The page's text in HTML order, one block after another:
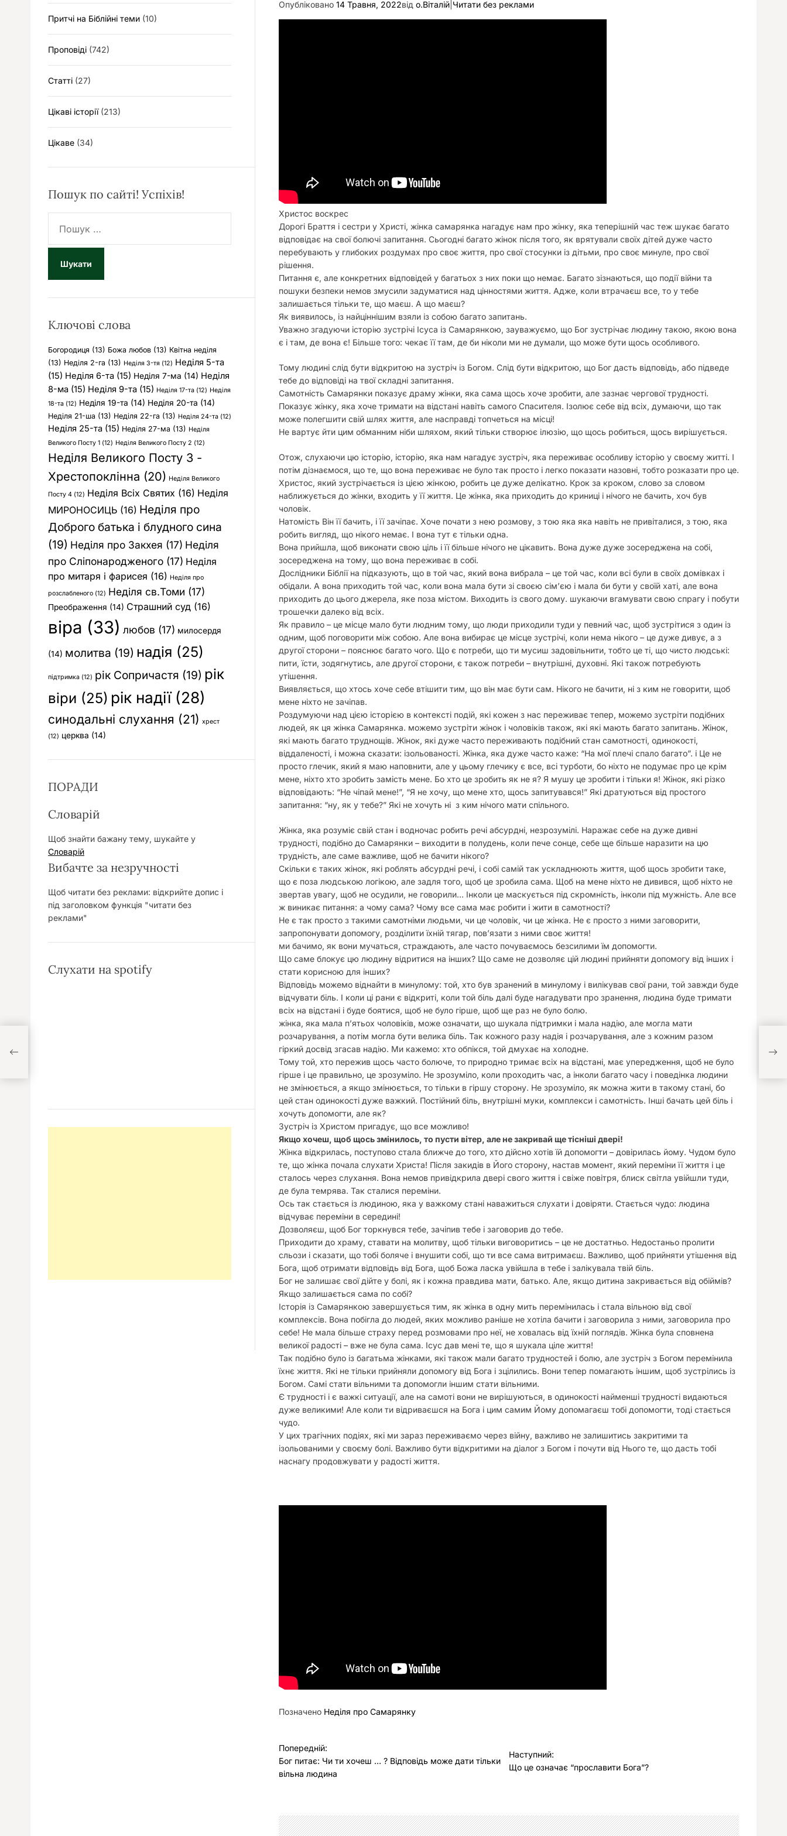
Опубліковано 14 Травня, 2022від о.Віталій Читати без реклами
Христос воскрес
Дорогі Браття і сестри у Христі, жінка самарянка нагадує нам про жінку, яка теперішній час теж шукає багато
відповідає на свої болючі запитання. Сьогодні багато жінок після того, як врятували своїх дітей дуже часто
перебувають у глибоких роздумах про своє життя, про свої стосунки із дітьми, про своє минуле, про свої
рішення.
Питання є, але конкретних відповідей у багатьох з них поки що немає. Багато зізнаються, що події війни та
пошуки безпеки немов змусили задуматися над цінностями життя. Адже, коли втрачаєш все, то у тебе
залишається тільки те, що маєш. А що маєш?
Як виявилось, із найціннішим взяли із собою багато запитань.
Уважно згадуючи історію зустрічі Ісуса із Самарянкою, зауважуємо, що Бог зустрічає людину такою, якою вона
є і там, де вона є! Більше того: чекає її там, де би ніколи ми не думали, що може бути щось особливого.
Тому людині слід бути відкритою на зустріч із Богом. Слід бути відкритою, що Бог дасть відповідь, або підведе
тебе до відповіді на твої складні запитання.
Самотність Самарянки показує драму жінки, яка сама щось хоче зробити, але зазнає чергової трудності.
Показує жінку, яка хоче тримати на відстані навіть самого Спасителя. Ізолює себе від всіх, думаючи, що так
може полегшити свій шлях життя, але насправді топчеться на місці!
Не вартує йти цим обманним ніби шляхом, який тільки створює ілюзію, що щось робиться, щось вирішується.
Отож, слухаючи цю історію, історію, яка нам нагадує зустріч, яка переживає особливу історію у своєму житті. І
потім дізнаємося, що те, що вона переживає не було так просто і легко показати назовні, тобто розказати про це.
Христос, який зустрічається із цією жінкою, робить це дуже делікатно. Крок за кроком, слово за словом
наближується до жінки, входить у її життя. Це жінка, яка приходить до криниці і нічого не бачить, хоч був
чоловік.
Натомість Він її бачить, і її зачіпає. Хоче почати з нею розмову, з тою яка яка навіть не привіталися, з тою, яка
робить вигляд, що нікого немає. І вона тут є тільки одна.
Вона прийшла, щоб виконати свою ціль і її більше нічого не цікавить. Вона дуже дуже зосереджена на собі,
зосереджена на тому, що вона переживає в собі.
Дослідники Біблії на підказують, що в той час, який вона вибрала – це той час, коли всі були в своїх домівках і
обідали. А вона приходить той час, коли вона мала бути зі своєю сім’єю і мала би бути у своїй хаті, але вона
приходить до цього джерела, яке поза містом. Виходить із свого дому. шукаючи вгамувати свою спрагу і побути
трошечки далеко від всіх.
Як правило – це місце мало бути людним тому, що люди приходили туди у певний час, щоб зустрітися з один із
одним, щоб поговорити між собою. Але вона вибирає це місце зустрічі, коли нема нікого – це дуже дивує, а з
другої сторони – пояснює багато чого. Що є потреби, що ти мусиш задовільнити, тобто це ті, що чисто людські:
пити, їсти, зодягнутись, але другої сторони, є також потреби – внутрішні, духовні. Які також потребують
утішення.
Виявляється, що хтось хоче себе втішити тим, що він має бути сам. Нікого не бачити, ні з ким не говорити, щоб
мене ніхто не зачіпав.
Роздумуючи над цією історією в контексті подій, які кожен з нас переживає тепер, можемо зустріти подібних
людей, як ця жінка Самарянка. можемо зустріти жінок і чоловіків також, які які мають багато запитань. Жінок,
які мають багато труднощів. Жінок, які дуже часто переживають подібний стан самотності, одинокості,
віддаленості, і можна сказати: ізольованості. Жінка, яка дуже часто каже: “На мої плечі спало багато”. і Це не
просто глечик, який я маю наповнити, але у цьому глечику є все, всі турботи, бо ніхто не подумає про це крім
мене, ніхто хто зробить замість мене. Бо хто це зробить як не я? Я мушу це зробити і тільки я! Жінок, які різко
відповідають: “Не чіпай мене!”, “Я не хочу, що мене хто, щось запитувався!” Які дратуються від простого
запитання: “ну, як у тебе?” Які не хочуть ні з ким нічого мати спільного.
Жінка, яка розуміє свій стан і водночас робить речі абсурдні, незрозумілі. Наражає себе на дуже дивні
трудності, подібно до Самарянки – виходити в полудень, коли пече сонце, себе ще більше наразити на цю
трудність, але саме важливе, щоб не бачити нікого?
Скільки є таких жінок, які роблять абсурдні речі, і собі самій так ускладнюють життя, щоб щось зробити таке,
що є поза людською логікою, але задля того, щоб це зробила сама. Щоб на мене ніхто не дивився, щоб ніхто не
звертав увагу, щоб не осудили, не говорили… Інколи це маскується під скромність, інколи під мужність. Але все
ж виникає питання: а чому сама? Чому все сама має робити і жити в самотності?
Не є так просто з такими самотніми людьми, чи це чоловік, чи це жінка. Не є просто з ними заговорити,
запропонувати допомогу, розділити їхній тягар, повʼязати з ними своє життя!
ми бачимо, як вони мучаться, страждають, але часто почуваємось безсилими їм допомогти.
Що саме блокує цю людину відритися на інших? Що саме не дозволяє цій людині прийняти допомогу від інших і
стати корисною для інших?
Відповідь можемо віднайти в минулому: той, хто був зранений в минулому і вилікував свої рани, той завжди буде
відчувати біль. І коли ці рани є відкриті, коли той біль далі буде нагадувати про зранення, людина буде тримати
всіх на відстані і буде боятися, щоб не було гірше, щоб ще раз не було болю.
жінка, яка мала пʼятьох чоловіків, може означати, що шукала підтримки і мала надію, але могла мати
розчарування, а потім могла бути велика біль. Так кожного разу надія і розчарування, але з кожним разом
гіркий досвід згасав надію. Ми кажемо: хто обпікся, той дмухає на холодне.
Тому той, хто пережив щось часто болюче, то природно тримає всіх на відстані, має упередження, щоб не було
гірше і це правильно, це зрозуміло. Не зрозуміло, коли проходить час, а інколи багато часу і поведінка людини
не змінюється, а якщо змінюється, то тільки в гіршу сторону. Не зрозуміло, як можна жити в такому стані, бо
цей стан одинокості дуже важкий. Постійний біль, внутрішні муки, комплекси і самотність. Інші бачать цей біль і
хочуть допомогти, але як?
Зустріч із Христом пригадує, що все можливо!
Якщо хочеш, щоб щось змінилось, то пусти вітер, але не закривай ще тісніші двері!
Жінка відкрилась, поступово стала ближче до того, хто дійсно хотів їй допомогти – довірилась йому. Чудом було
те, що жінка почала слухати Христа! Після закидів в Його сторону, настав момент, який переміни її життя і це
сталось через слухання. Вона немов привідкрила двері свого життя і свіже повітря, блиск світла увійшли туди,
де була темрява. Так сталися переміни.
Ось так стається із людиною, яка у важкому стані наважиться слухати і довіряти. Стається чудо: людина
відчуває переміни в середині!
Дозволяєш, щоб Бог торкнувся тебе, зачіпив тебе і заговорив до тебе.
Приходити до храму, ставати на молитву, щоб тільки виговоритись – це не достатньо. Недостаньо пролити
сльози і сказати, що тобі боляче і внушити собі, що ти все сама витримаєш. Важливо, щоб прийняти утішення від
Бога, щоб отримати відповідь від Бога, щоб Божа ласка увійшла в тебе і залікувала твій біль.
Бог не залишає свої дійте у болі, як і кожна правдива мати, батько. Але, якщо дитина закривається від обіймів?
Якщо залишається сама по собі?
Історія із Самарянкою завершується тим, як жінка в одну мить перемінилась і стала вільною від свої
комплексів. Вона побігла до людей, яких можливо раніше не хотіла бачити і заговорила з ними, заговорила про
себе! Не мала більше страху перед розмовами про неї, не ховалась від їхній поглядів. Жінка була сповнена
великої радості – вже не була сама. Ісус дав мені те, що я шукала ціле життя!
Так подібно було із багатьма жінками, які також мали багато трудностей і болю, але зустріч з Богом перемінила
їхнє життя. Які не тільки прийняли допомогу від Бога і зцілились. Вони тепер помагають іншим, щоб зустрілись із
Богом. Самі стати вільними та допомогли іншим стати вільними.
Є трудності і є важкі ситуації, але на самоті вони не вирішуються, в одинокості найменші трудності видаються
дуже великими! Але коли ти відриваєшся на Бога і цим самим Йому допомагаєш тобі допомогти, тоді стається
чудо.
У цих трагічних подіях, які ми зараз переживаємо через війну, важливо не залишитись закритими та
ізольованими у своєму болі. Важливо бути відкритими на діалог з Богом і почути від Нього те, що дасть тобі
наснагу продовжувати у радості життя.
Позначено Неділя про Самарянку
Н
а
г
Попередній:
Бог питає: Чи ти хочеш … ? Відповідь може дати тільки
вільна людина
Наступний:
Що це означає “прославити Бога”?
Притчі на Біблійні теми (10)
Проповіді (742)
Статті (27)
Цікаві історії(213)
Цікаве (34)
Пошук по сайті! Успіхів!
ш
к
Ключові слова
Богородиця (13) Божа любов (13) Квітна неділя
(13) Неділя 2-га (13) Неділя 3-тя (12) Неділя 5-та
(15) Неділя 6-та (15) Неділя 7-ма (14) Неділя
8-ма (15) Неділя 9-та (15) Неділя 17-та (12) Неділя
18-та (12) Неділя 19-та (14) Неділя 20-та (14)
Неділя 21-ша (13) Неділя 22-га (13) Неділя 24-та (12)
Неділя 25-та (15) Неділя 27-ма (13) Неділя
Великого Посту 1 (12) Неділя Великого Посту 2 (12)
Неділя Великого Посту 3 -
Хрестопоклінна (20) Неділя Великого
Посту 4 (12) Неділя Всіх Святих (16) Неділя
МИРОНОСИЦЬ (16) Неділя про
Доброго батька і блудного сина
(19) Неділя про Закхея (17) Неділя
про Сліпонародженого (17) Неділя
про митаря і фарисея (16) Неділя про
розслабленого (12) Неділя св.Томи (17)
Преображення (14) Страшний суд (16)
віра (33) любов (17) милосердя
(14) молитва (19) надія (25)
підтримка (12) рік Сопричастя (19) рік
віри (25) рік надії(28)
синодальні слухання (21) хрест
(12) церква (14)
ПОРАДИ
Словарій
Щоб знайти бажану тему, шукайте у
Словарій
Вибачте за незручності
Щоб читати без реклами: відкрийте допис і
під заголовком функція "читати без
реклами"
Слухати на spotify